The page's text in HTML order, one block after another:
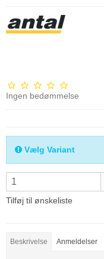
Ingen bedømmelse
Vælg Variant
Tilføj til ønskeliste
Beskrivelse Anmeldelser